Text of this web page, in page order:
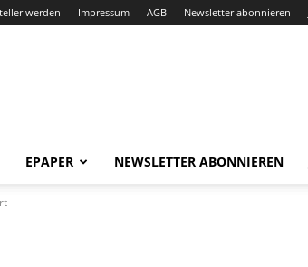
werden Impressum AGB Newsletter abonnieren
EPAPER NEWSLETTER ABONNIEREN